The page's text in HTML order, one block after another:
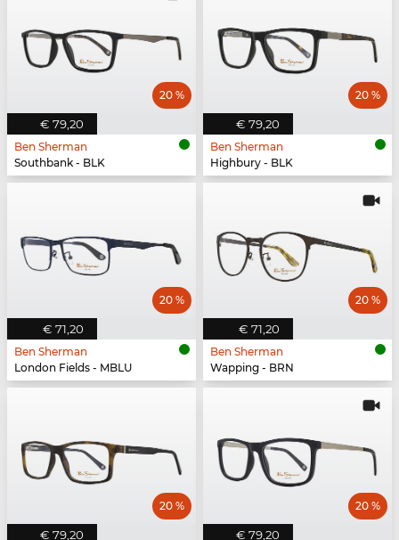
€ 79,20
20 %
Ben Sherman
Southbank - BLK
€ 79,20
20 %
Ben Sherman
Highbury - BLK
€ 71,20
20 %
Ben Sherman
London Fields - MBLU
€ 71,20
20 %
Ben Sherman
Wapping - BRN
€ 79,20
20 %
€ 79,20
20 %